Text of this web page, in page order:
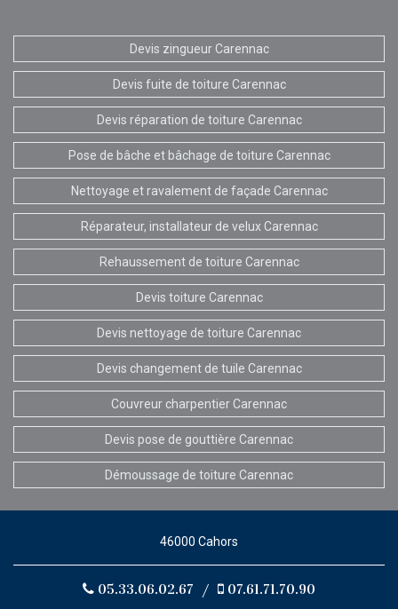
Devis zingueur Carennac
Devis fuite de toiture Carennac
Devis réparation de toiture Carennac
Pose de bâche et bâchage de toiture Carennac
Nettoyage et ravalement de façade Carennac
Réparateur, installateur de velux Carennac
Rehaussement de toiture Carennac
Devis toiture Carennac
Devis nettoyage de toiture Carennac
Devis changement de tuile Carennac
Couvreur charpentier Carennac
Devis pose de gouttière Carennac
Démoussage de toiture Carennac
46000 Cahors
05.33.06.02.67 / 07.61.71.70.90